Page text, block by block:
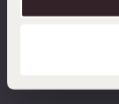
besteld,